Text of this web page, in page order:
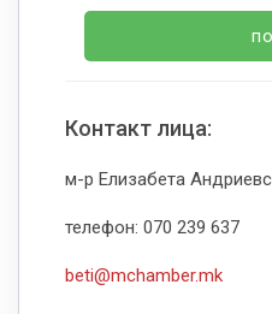
Контакт лица:
м-р Елизабета
телефон: 070 239
beti@mchamber.mk